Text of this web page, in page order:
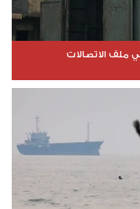
ملف الاتصالات